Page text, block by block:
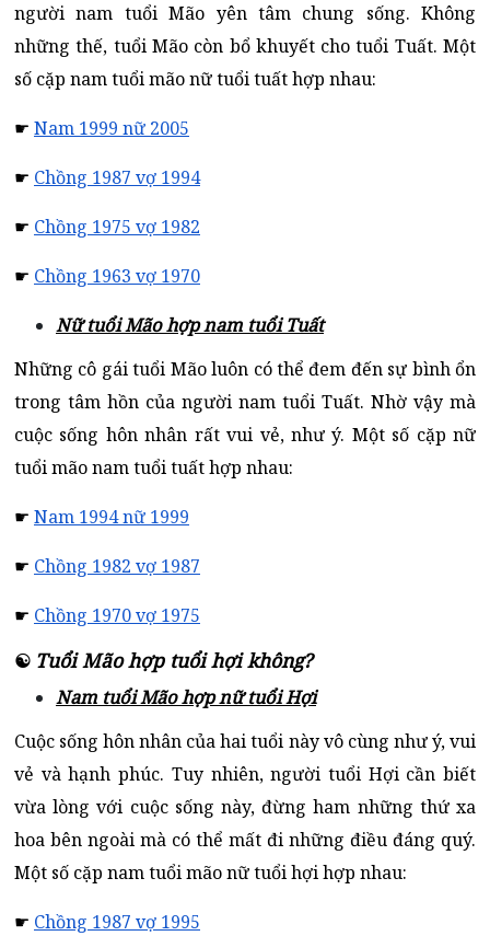
người nam tuổi Mão yên tâm chung sống. Không
những thế, tuổi Mão còn bổ khuyết cho tuổi Tuất. Một
số cặp nam tuổi mão nữ tuổi tuất hợp nhau:
☛ Nam 1999 nữ 2005
☛ Chồng 1987 vợ 1994
☛ Chồng 1975 vợ 1982
☛ Chồng 1963 vợ 1970
Nữ tuổi Mão hợp nam tuổi Tuất
Những cô gái tuổi Mão luôn có thể đem đến sự bình ổn
trong tâm hồn của người nam tuổi Tuất. Nhờ vậy mà
cuộc sống hôn nhân rất vui vẻ, như ý. Một số cặp nữ
tuổi mão nam tuổi tuất hợp nhau:
☛ Nam 1994 nữ 1999
☛ Chồng 1982 vợ 1987
☛ Chồng 1970 vợ 1975
☯ Tuổi Mão hợp tuổi hợi không?
Nam tuổi Mão hợp nữ tuổi Hợi
Cuộc sống hôn nhân của hai tuổi này vô cùng như ý, vui
vẻ và hạnh phúc. Tuy nhiên, người tuổi Hợi cần biết
vừa lòng với cuộc sống này, đừng ham những thứ xa
hoa bên ngoài mà có thể mất đi những điều đáng quý.
Một số cặp nam tuổi mão nữ tuổi hợi hợp nhau:
☛ Chồng 1987 vợ 1995